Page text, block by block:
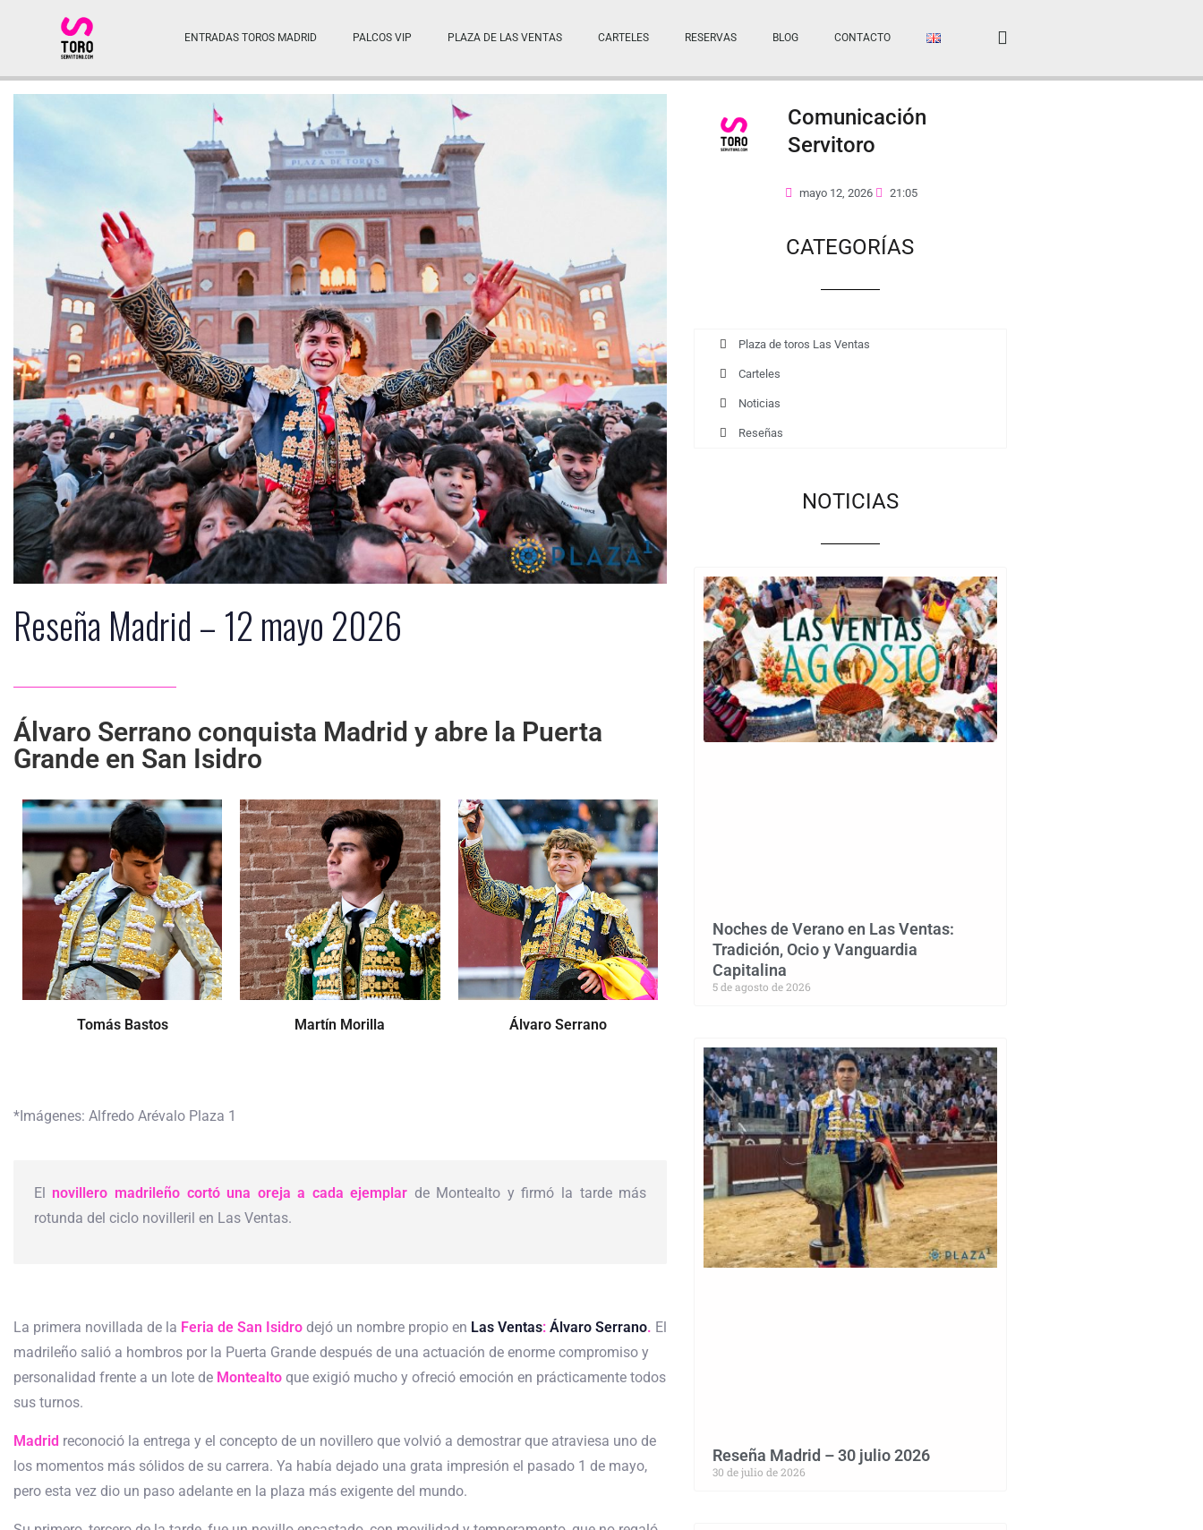
ENTRADAS TOROS MADRID PALCOS VIP PLAZA DE LAS VENTAS CARTELES RESERVAS BLOG CONTACTO
Reseña Madrid – 12 mayo 2026
Álvaro Serrano conquista Madrid y abre la Puerta
Grande en San Isidro
Tomás Bastos Martín Morilla Álvaro Serrano
*Imágenes: Alfredo Arévalo Plaza 1
El novillero madrileño cortó una oreja a cada ejemplar de Montealto y firmó la tarde más
rotunda del ciclo novilleril en Las Ventas.
La primera novillada de la Feria de San Isidro dejó un nombre propio en Las Ventas: Álvaro Serrano. El
madrileño salió a hombros por la Puerta Grande después de una actuación de enorme compromiso y
personalidad frente a un lote de Montealto que exigió mucho y ofreció emoción en prácticamente todos
sus turnos.
Madrid reconoció la entrega y el concepto de un novillero que volvió a demostrar que atraviesa uno de
los momentos más sólidos de su carrera. Ya había dejado una grata impresión el pasado 1 de mayo,
pero esta vez dio un paso adelante en la plaza más exigente del mundo.
Comunicación
Servitoro
mayo 12, 2026 21:05
CATEGORÍAS
Plaza de toros Las Ventas
Carteles
Noticias
Reseñas
NOTICIAS
Noches de Verano en Las Ventas:
Tradición, Ocio y Vanguardia
Capitalina
5 de agosto de 2026
Reseña Madrid – 30 julio 2026
30 de julio de 2026